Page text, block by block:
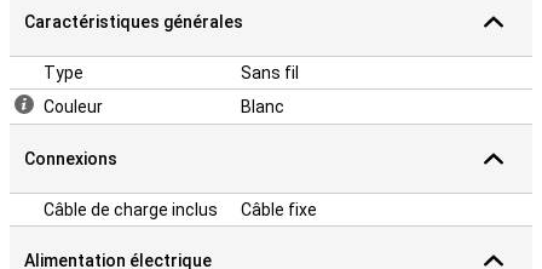
Caractéristiques générales
Type
Sans fil
Couleur
Blanc
Connexions
Câble de charge inclus Câble fixe
Alimentation électrique